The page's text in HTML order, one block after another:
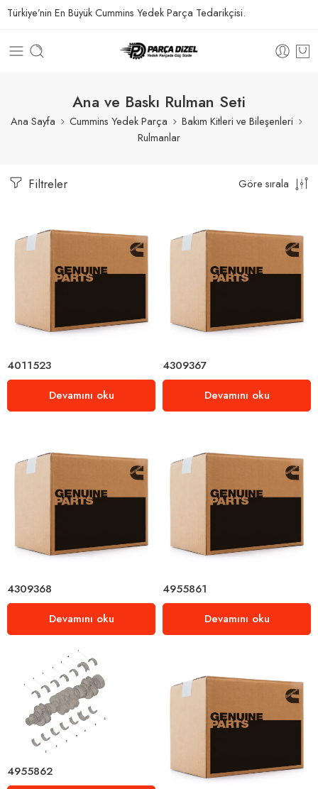
Türkiye’nin En Büyük Cummins Yedek Parça Tedarikçisi.
Ana ve Baskı Rulman Seti
Ana Sayfa Cummins Yedek Parça
Bakım Kitleri ve Bileşenleri
Rulmanlar
Filtreler Göre sırala
4011523
Devamını oku
4309367
Devamını oku
4309368
Devamını oku
4955861
Devamını oku
4955862